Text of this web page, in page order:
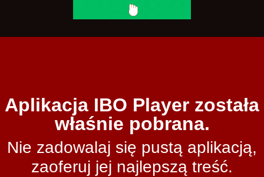
Aplikacja IBO Player została
właśnie pobrana.
Nie zadowalaj się pustą aplikacją,
zaoferuj jej najlepszą treść.